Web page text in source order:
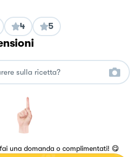
4 5
una domanda o complimentati! 😋